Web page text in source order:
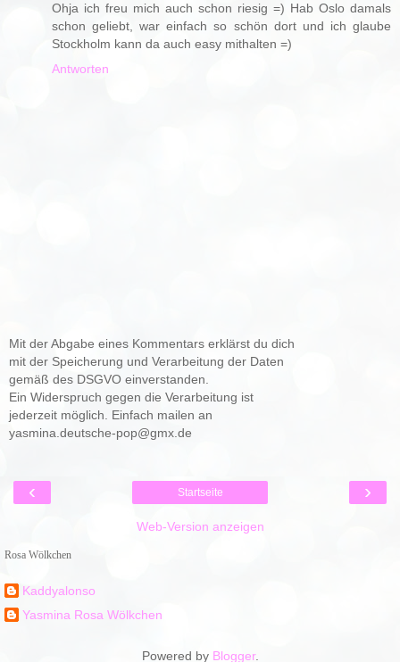
Ohja ich freu mich auch schon riesig =) Hab Oslo damals
schon geliebt, war einfach so schön dort und ich glaube
Stockholm kann da auch easy mithalten =)
Antworten
Mit der Abgabe eines Kommentars erklärst du dich
mit der Speicherung und Verarbeitung der Daten
gemäß des DSGVO einverstanden.
Ein Widerspruch gegen die Verarbeitung ist
jederzeit möglich. Einfach mailen an
yasmina.deutsche-pop@gmx.de
‹ ›
Startseite
Web-Version anzeigen
Rosa Wölkchen
Kaddyalonso
Yasmina Rosa Wölkchen
Powered by Blogger.